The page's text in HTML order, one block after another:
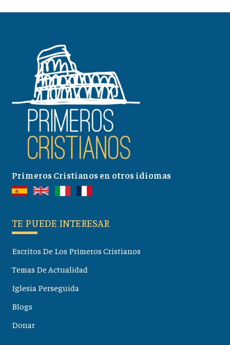
Primeros Cristianos en otros idiomas
TE PUEDE INTERESAR
Escritos De Los Primeros Cristianos
Temas De Actualidad
Iglesia Perseguida
Blogs
Donar